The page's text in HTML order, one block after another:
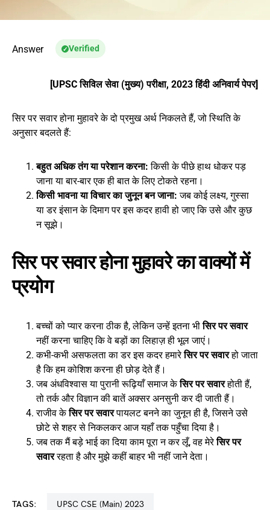
Answer Verified
[UPSC सिविल सेवा (मुख्य) परीक्षा, 2023 हिंदी अनिवार्य पेपर]
सिर पर सवार होना मुहावरे के दो प्रमुख अर्थ निकलते हैं, जो स्थिति के
अनुसार बदलते हैं:
बहुत अधिक तंग या परेशान करना: किसी के पीछे हाथ धोकर पड़
जाना या बार-बार एक ही बात के लिए टोकते रहना।
किसी भावना या विचार का जुनून बन जाना: जब कोई लक्ष्य, गुस्सा
या डर इंसान के दिमाग पर इस कदर हावी हो जाए कि उसे और कुछ
न सूझे।
सिर पर सवार होना मुहावरे का वाक्यों में
प्रयोग
बच्चों को प्यार करना ठीक है, लेकिन उन्हें इतना भीसिर पर सवार
नहीं करना चाहिए कि वे बड़ों का लिहाज़ ही भूल जाएं।
कभी-कभी असफलता का डर इस कदर हमारेसिर पर सवारहो जाता
है कि हम कोशिश करना ही छोड़ देते हैं।
जब अंधविश्वास या पुरानी रूढ़ियाँ समाज केसिर पर सवारहोती हैं,
तो तर्क और विज्ञान की बातें अक्सर अनसुनी कर दी जाती हैं।
राजीव केसिर पर सवारपायलट बनने का जुनून ही है, जिसने उसे
छोटे से शहर से निकलकर आज यहाँ तक पहुँचा दिया है।
जब तक मैं बड़े भाई का दिया काम पूरा न कर लूँ, वह मेरेसिर पर
सवाररहता है और मुझे कहीं बाहर भी नहीं जाने देता।
TAGS: UPSC CSE (Main) 2023